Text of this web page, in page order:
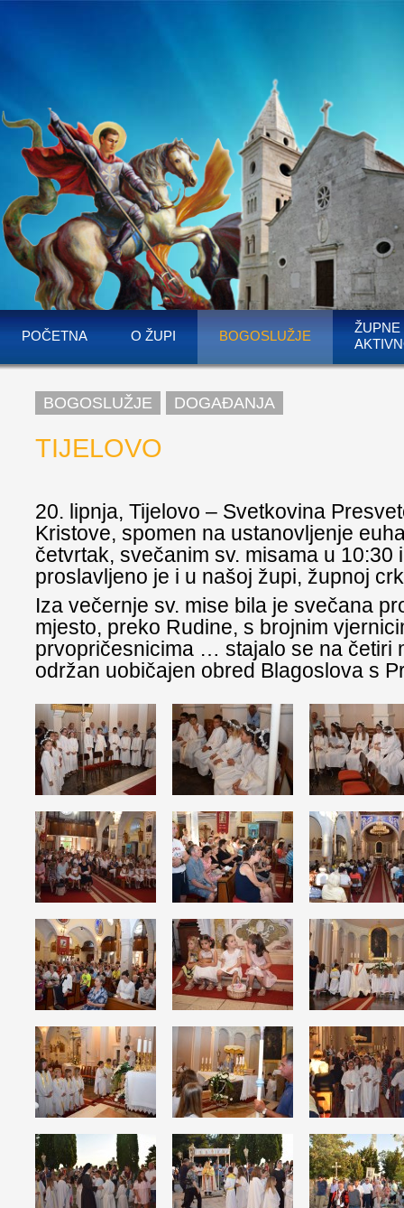
POČETNA O ŽUPI BOGOSLUŽJE
ŽUPNE
BOGOSLUŽJE DOGAĐANJA
TIJELOVO
20. lipnja, Tijelovo – Svetkovina
Kristove, spomen na ustanovljenje
četvrtak, svečanim sv. misama u 10:30
proslavljeno je i u našoj župi, župnoj
Iza večernje sv. mise bila je svečana
mjesto, preko Rudine, s brojnim
prvopričesnicima … stajalo se na četiri
održan uobičajen obred Blagoslova s